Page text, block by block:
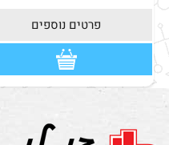
פרטים נוספים